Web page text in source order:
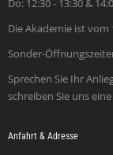
Do: 12:30 - 13:30 &
Die Akademie ist vom
Sonder-
Sprechen Sie Ihr
schreiben Sie uns
Anfahrt & Adresse